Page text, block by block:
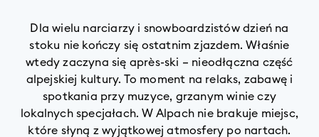
Dla wielu narciarzy i snowboardzistów dzień na
stoku nie kończy się ostatnim zjazdem. Właśnie
wtedy zaczyna się après-ski – nieodłączna część
alpejskiej kultury. To moment na relaks, zabawę i
spotkania przy muzyce, grzanym winie czy
lokalnych specjałach. W Alpach nie brakuje miejsc,
które słyną z wyjątkowej atmosfery po nartach.